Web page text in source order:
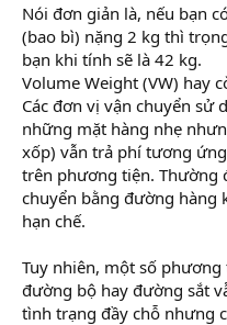
Nói đơn giản là, nếu bạn
(bao bì) nặng 2 kg thì
bạn khi tính sẽ là 42 kg.
Volume Weight (VW) hay
Các đơn vị vận chuyển sử
những mặt hàng nhẹ
xốp) vẫn trả phí tương
trên phương tiện. Thường
chuyển bằng đường hàng
hạn chế.
Tuy nhiên, một số
đường bộ hay đường sắt
tình trạng đầy chỗ nhưng